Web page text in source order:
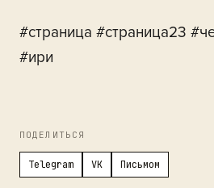
#страница #страница23
#ири
ПОДЕЛИТЬСЯ
Telegram VK Письмом